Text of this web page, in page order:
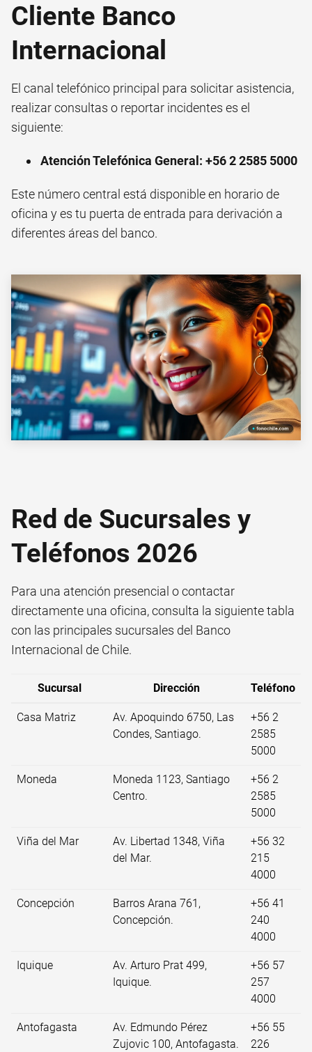
Cliente Banco
Internacional
El canal telefónico principal para solicitar asistencia,
realizar consultas o reportar incidentes es el
siguiente:
Atención Telefónica General: +56 2 2585 5000
Este número central está disponible en horario de
oficina y es tu puerta de entrada para derivación a
diferentes áreas del banco.
Red de Sucursales y
Teléfonos 2026
Para una atención presencial o contactar
directamente una oficina, consulta la siguiente tabla
con las principales sucursales del Banco
Internacional de Chile.
Sucursal Dirección Teléfono
Casa Matriz
Av. Apoquindo 6750, Las
Condes, Santiago.
+56 2
2585
5000
Moneda
Moneda 1123, Santiago
Centro.
+56 2
2585
5000
Viña del Mar
Av. Libertad 1348, Viña
del Mar.
+56 32
215
4000
Concepción
Barros Arana 761,
Concepción.
+56 41
240
4000
Iquique
Av. Arturo Prat 499,
Iquique.
+56 57
257
4000
Antofagasta
Av. Edmundo Pérez
Zujovic 100, Antofagasta.
+56 55
226